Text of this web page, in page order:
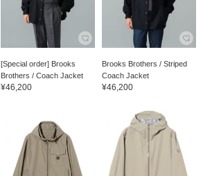
[Special order] Brooks
Brothers / Coach Jacket
¥46,200
Brooks Brothers / Striped
Coach Jacket
¥46,200